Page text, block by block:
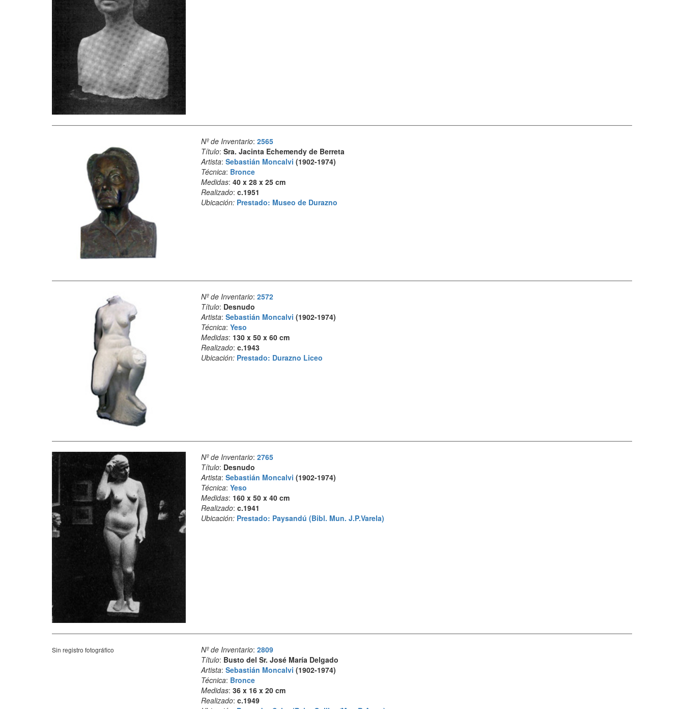
Nº de Inventario: 2565
Título: Sra. Jacinta Echemendy de Berreta
Artista: Sebastián Moncalvi (1902-1974)
Técnica: Bronce
Medidas: 40 x 28 x 25 cm
Realizado: c.1951
Ubicación: Prestado: Museo de Durazno
Nº de Inventario: 2572
Título: Desnudo
Artista: Sebastián Moncalvi (1902-1974)
Técnica: Yeso
Medidas: 130 x 50 x 60 cm
Realizado: c.1943
Ubicación: Prestado: Durazno Liceo
Nº de Inventario: 2765
Título: Desnudo
Artista: Sebastián Moncalvi (1902-1974)
Técnica: Yeso
Medidas: 160 x 50 x 40 cm
Realizado: c.1941
Ubicación: Prestado: Paysandú (Bibl. Mun. J.P.Varela)
Sin registro fotográfico Nº de Inventario: 2809
Título: Busto del Sr. José María Delgado
Artista: Sebastián Moncalvi (1902-1974)
Técnica: Bronce
Medidas: 36 x 16 x 20 cm
Realizado: c.1949